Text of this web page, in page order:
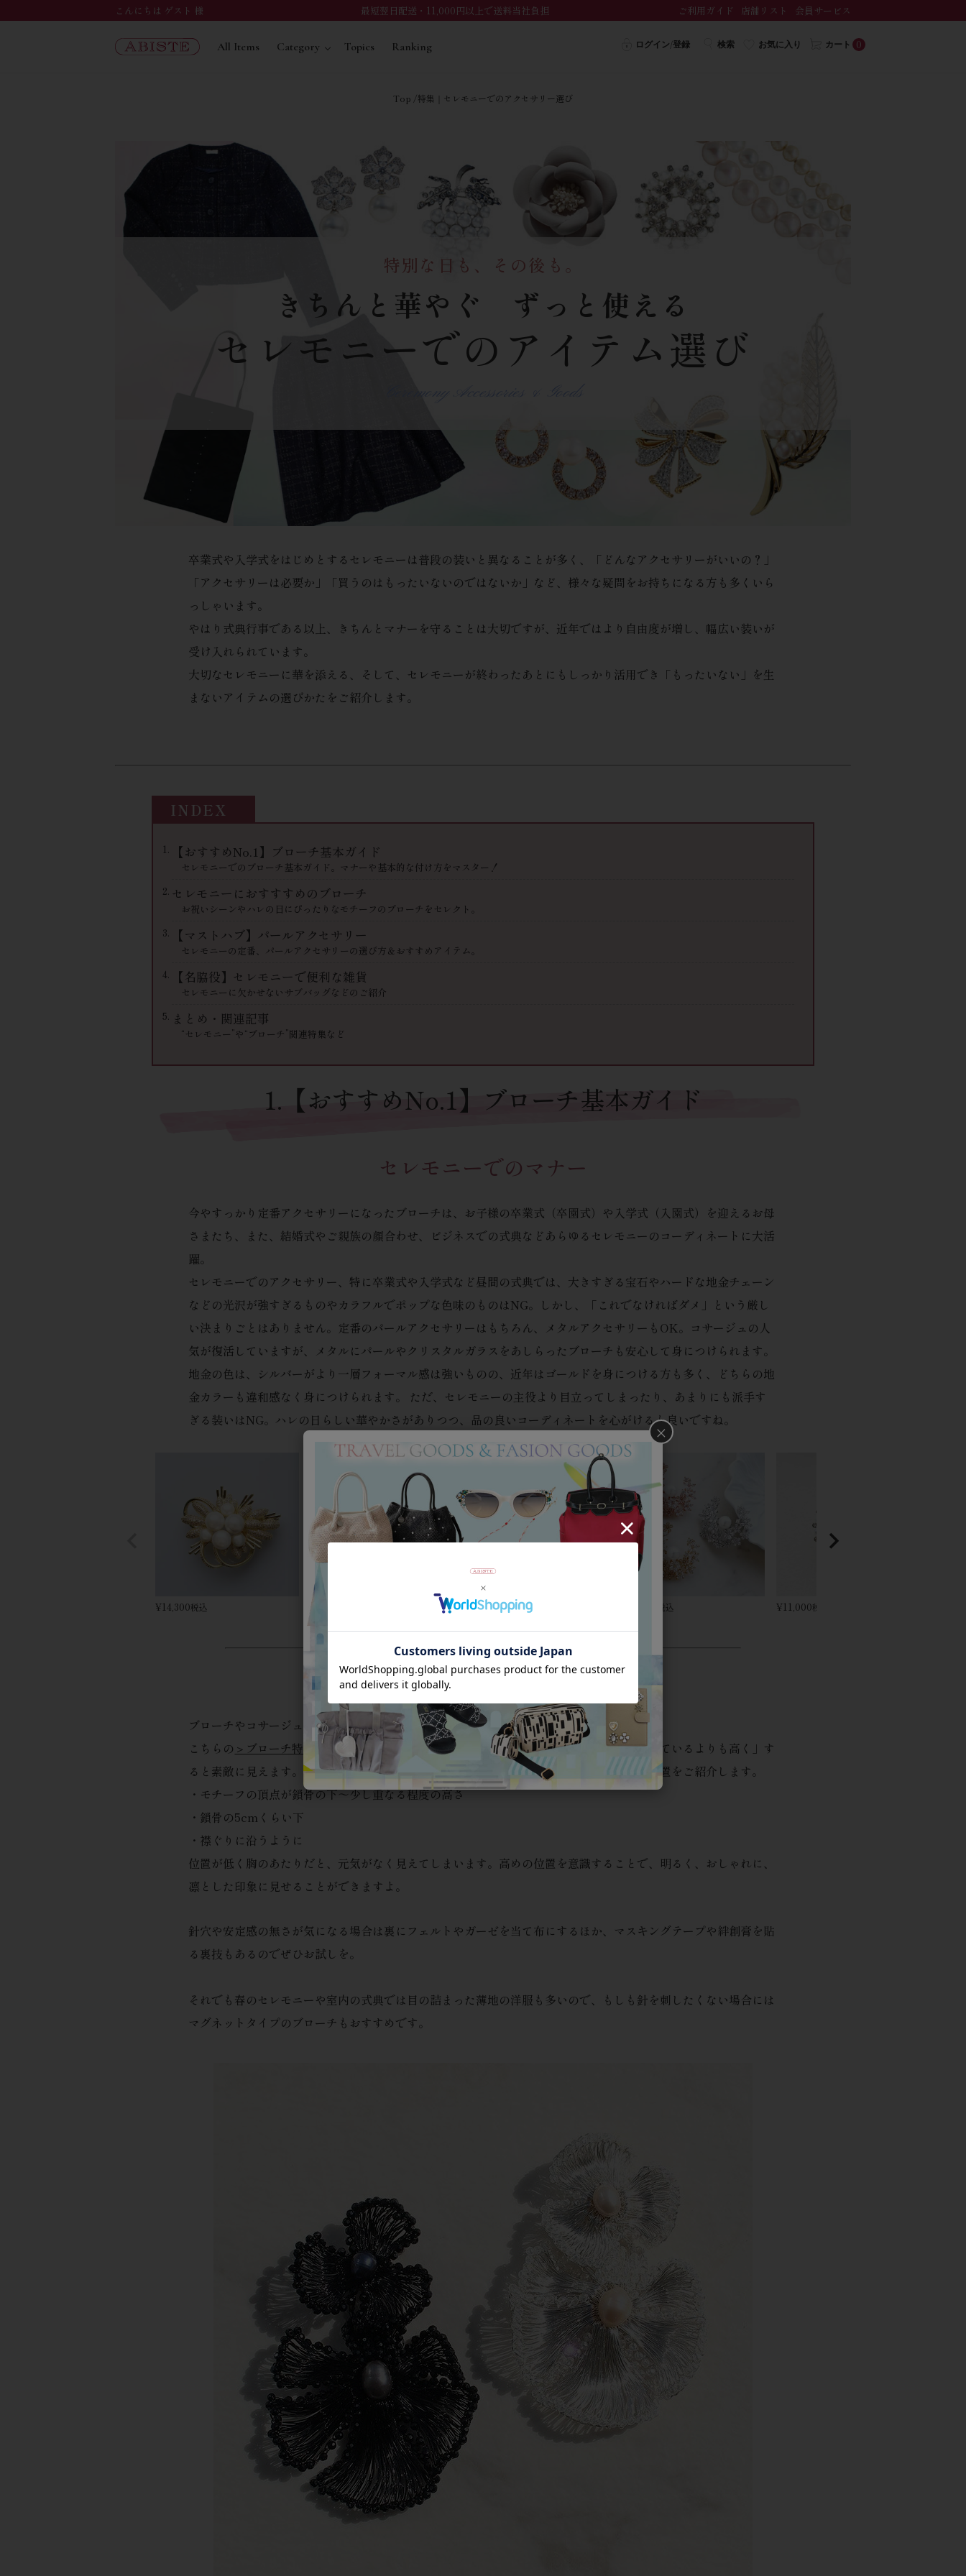
こんにちは ゲスト 様 最短翌日配送・11,000円以上で送料当社負担 ご利用ガイド 店舗リスト 会員サービス
All Items Category Topics Ranking ログイン/登録 検索 お気に入り カート 0
Top 特集｜セレモニーでのアクセサリー選び
特別な日も、その後も。
きちんと華やぐ ずっと使える
セレモニーでのアイテム選び
Ceremony Accessories & Goods
卒業式や入学式をはじめとするセレモニーは普段の装いと異なることが多く、「どんなアクセサリーがいいの？」
「アクセサリーは必要か」「買うのはもったいないのではないか」など、様々な疑問をお持ちになる方も多くいら
っしゃいます。
やはり式典行事である以上、きちんとマナーを守ることは大切ですが、近年ではより自由度が増し、幅広い装いが
受け入れられています。
大切なセレモニーに華を添える、そして、セレモニーが終わったあとにもしっかり活用でき「もったいない」を生
まないアイテムの選びかたをご紹介します。
【おすすめNo.1】ブローチ基本ガイド
セレモニーでのブローチ基本ガイド。マナーや基本的な付け方をマスター！
セレモニーにおすすすめのブローチ
お祝いシーンやハレの日にぴったりなモチーフのブローチをセレクト。
【マストハブ】パールアクセサリー
セレモニーの定番、パールアクセサリーの選び方＆おすすめアイテム。
【名脇役】セレモニーで便利な雑貨
セレモニーに欠かせないサブバッグなどのご紹介
まとめ・関連記事
“セレモニー”や“ブローチ”関連特集など
1.【おすすめNo.1】ブローチ基本ガイド
セレモニーでのマナー
今やすっかり定番アクセサリーになったブローチは、お子様の卒業式（卒園式）や入学式（入園式）を迎えるお母
さまたち、また、結婚式やご親族の顔合わせ、ビジネスでの式典などあらゆるセレモニーのコーディネートに大活
躍。
セレモニーでのアクセサリー、特に卒業式や入学式など昼間の式典では、大きすぎる宝石やハードな地金チェーン
などの光沢が強すぎるものやカラフルでポップな色味のものはNG。しかし、「これでなければダメ」という厳し
い決まりごとはありません。定番のパールアクセサリーはもちろん、メタルアクセサリーもOK。コサージュの人
気が復活していますが、メタルにパールやクリスタルガラスをあしらったブローチも安心して身につけられます。
地金の色は、シルバーがより一層フォーマル感は強いものの、近年はゴールドを身につける方も多く、どちらの地
金カラーも違和感なく身につけられます。 ただ、セレモニーの主役より目立ってしまったり、あまりにも派手す
ぎる装いはNG。ハレの日らしい華やかさがありつつ、品の良いコーディネートを心がけると良いですね。
¥14,300税込 ¥14,300税込 税込 ¥11,000税込
ブローチの付け方
ブローチやコサージュを付ける位置は、印象を左右する大切なポイント！
こちらの ＞ブローチ特集
でも付け方をご紹介していますが、ブローチをつける位置は「思っているよりも高く」す
ると素敵に見えます。お洋服や全体のコーディネートにもよりますが、おすすめの付ける位置をご紹介します。
・モチーフの頂点が鎖骨の下～少し重なる程度の高さ
・鎖骨の5cmくらい下
・襟ぐりに沿うように
位置が低く胸のあたりだと、元気がなく見えてしまいます。高めの位置を意識することで、明るく、おしゃれに、
凛とした印象に見せることができますよ。
針穴や安定感の無さが気になる場合は裏にフェルトやガーゼを当て布にするほか、マスキングテープや絆創膏を貼
る裏技もあるのでぜひお試しを。
それでも春のセレモニーや室内の式典では目の詰まった薄地の洋服も多いので、もしも針を刺したくない場合には
マグネットタイプのブローチもおすすめです。
×